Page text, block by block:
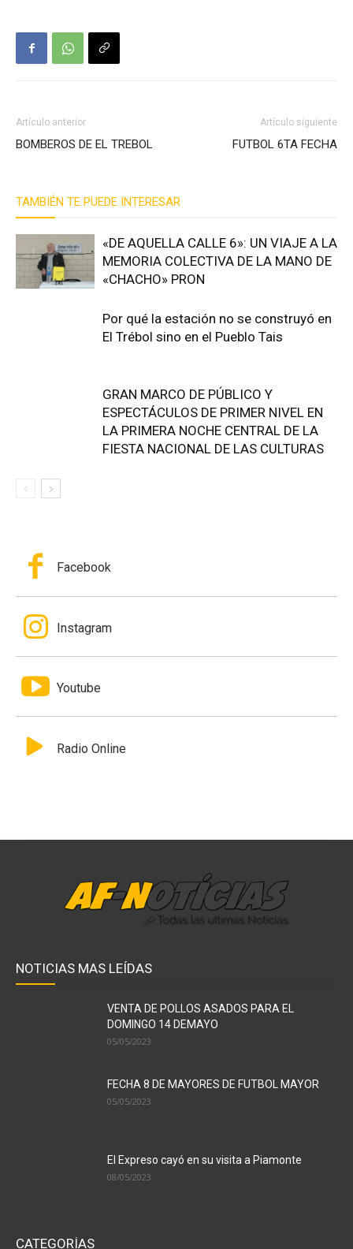
Artículo anterior
BOMBEROS DE EL TREBOL
Artículo siguiente
FUTBOL 6TA FECHA
TAMBIÉN TE PUEDE INTERESAR
«DE AQUELLA CALLE 6»: UN VIAJE A LA
MEMORIA COLECTIVA DE LA MANO DE
«CHACHO» PRON
Por qué la estación no se construyó en
El Trébol sino en el Pueblo Tais
GRAN MARCO DE PÚBLICO Y
ESPECTÁCULOS DE PRIMER NIVEL EN
LA PRIMERA NOCHE CENTRAL DE LA
FIESTA NACIONAL DE LAS CULTURAS
Facebook
Instagram
Youtube
Radio Online
NOTICIAS MAS LEÍDAS
VENTA DE POLLOS ASADOS PARA EL
DOMINGO 14 DEMAYO
05/05/2023
FECHA 8 DE MAYORES DE FUTBOL MAYOR
05/05/2023
El Expreso cayó en su visita a Piamonte
08/05/2023
CATEGORÍAS